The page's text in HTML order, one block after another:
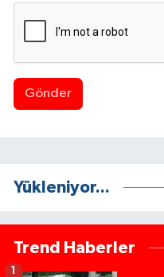
Gönder
Yükleniyor...
Trend Haberler
1